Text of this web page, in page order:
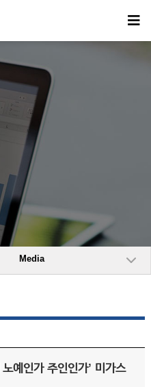
Media
예인가 주인인가’ 미가스